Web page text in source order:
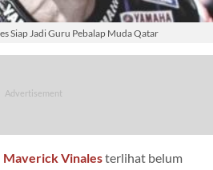
Siap Jadi Guru Pebalap Muda Qatar
Maverick Vinalesterlihat belum